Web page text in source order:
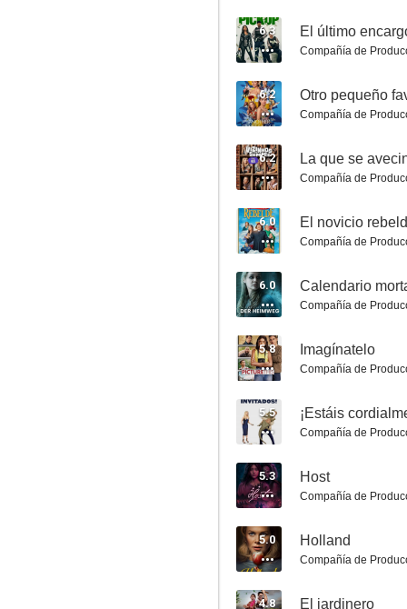
El Cid
6.7
The Vast of Night
6.3 El último
Compañía de
6.2 Otro pequeño
Compañía de
6.2 La que se
Compañía de
6.0 El novicio
Compañía de
6.0 Calendario
Compañía de
5.8 Imagínatelo
Compañía de
5.5 ¡Estáis
Compañía de
5.3 Host
Compañía de
5.0 Holland
Compañía de
4.8 El jardinero